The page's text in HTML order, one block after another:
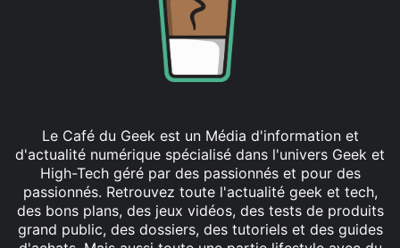
Le Café du Geek est un Média d'information et
d'actualité numérique spécialisé dans l'univers Geek et
High-Tech géré par des passionnés et pour des
passionnés. Retrouvez toute l'actualité geek et tech,
des bons plans, des jeux vidéos, des tests de produits
grand public, des dossiers, des tutoriels et des guides